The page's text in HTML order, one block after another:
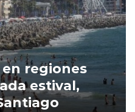
regiones
estival,